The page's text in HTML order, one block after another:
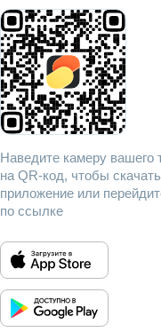
Наведите камеру вашего
на QR-код, чтобы скачать
приложение или
по ссылке